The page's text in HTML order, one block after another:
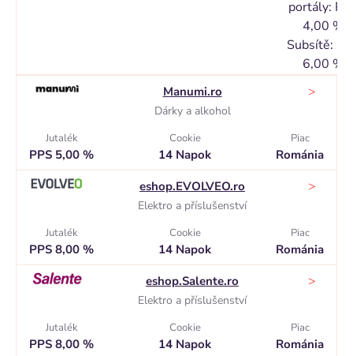
portály:
4,00 %
Subsítě:
6,00 %
Manumi.ro
Dárky a alkohol
>
Jutalék
PPS 5,00 %
Cookie
14 Napok
Piac
Románia
eshop.EVOLVEO.ro
Elektro a příslušenství
>
Jutalék
PPS 8,00 %
Cookie
14 Napok
Piac
Románia
eshop.Salente.ro
Elektro a příslušenství
>
Jutalék
PPS 8,00 %
Cookie
14 Napok
Piac
Románia